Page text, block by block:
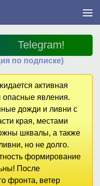
Telegram!
по подписке)
активная
опасные явления.
дожди и ливни с
края, местами
шквалы, а также
но не долго.
формирование
После
фронта, ветер